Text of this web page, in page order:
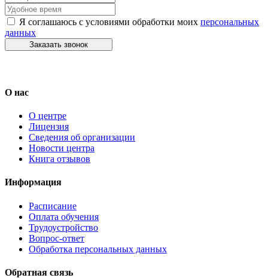
Я соглашаюсь с условиями обработки моих персональных
данных
Заказать звонок
О нас
О центре
Лицензия
Сведения об организации
Новости центра
Книга отзывов
Информация
Расписание
Оплата обучения
Трудоустройство
Вопрос-ответ
Обработка персональных данных
Обратная связь